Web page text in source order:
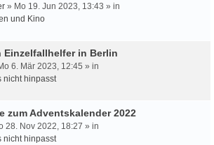
» Mo 19. Jun 2023, 13:43 » in
und Kino
Einzelfallhelfer in Berlin
6. Mär 2023, 12:45 » in
nicht hinpasst
zum Adventskalender 2022
28. Nov 2022, 18:27 » in
nicht hinpasst